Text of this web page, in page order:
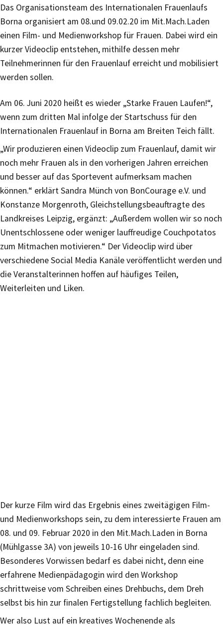
Das Organisationsteam des Internationalen Frauenlaufs
Borna organisiert am 08.und 09.02.20 im Mit.Mach.Laden
einen Film- und Medienworkshop für Frauen. Dabei wird ein
kurzer Videoclip entstehen, mithilfe dessen mehr
Teilnehmerinnen für den Frauenlauf erreicht und mobilisiert
werden sollen.
Am 06. Juni 2020 heißt es wieder „Starke Frauen Laufen!“,
wenn zum dritten Mal infolge der Startschuss für den
Internationalen Frauenlauf in Borna am Breiten Teich fällt.
„Wir produzieren einen Videoclip zum Frauenlauf, damit wir
noch mehr Frauen als in den vorherigen Jahren erreichen
und besser auf das Sportevent aufmerksam machen
können.“ erklärt Sandra Münch von BonCourage e.V. und
Konstanze Morgenroth, Gleichstellungsbeauftragte des
Landkreises Leipzig, ergänzt: „Außerdem wollen wir so noch
Unentschlossene oder weniger lauffreudige Couchpotatos
zum Mitmachen motivieren.“ Der Videoclip wird über
verschiedene Social Media Kanäle veröffentlicht werden und
die Veranstalterinnen hoffen auf häufiges Teilen,
Weiterleiten und Liken.
Der kurze Film wird das Ergebnis eines zweitägigen Film-
und Medienworkshops sein, zu dem interessierte Frauen am
08. und 09. Februar 2020 in den Mit.Mach.Laden in Borna
(Mühlgasse 3A) von jeweils 10-16 Uhr eingeladen sind.
Besonderes Vorwissen bedarf es dabei nicht, denn eine
erfahrene Medienpädagogin wird den Workshop
schrittweise vom Schreiben eines Drehbuchs, dem Dreh
selbst bis hin zur finalen Fertigstellung fachlich begleiten.
Wer also Lust auf ein kreatives Wochenende als